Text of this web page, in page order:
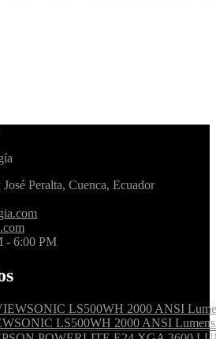
Peralta, Cuenca, Ecuador
- 6:00 PM
LS500WH 2000 ANSI